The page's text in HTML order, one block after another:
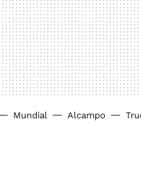
Mundial Alcampo